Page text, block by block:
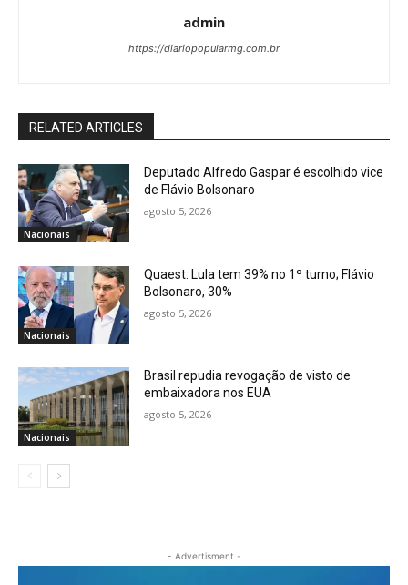
admin
https://diariopopularmg.com.br
RELATED ARTICLES
Nacionais
Deputado Alfredo Gaspar é escolhido vice
de Flávio Bolsonaro
agosto 5, 2026
Nacionais
Quaest: Lula tem 39% no 1º turno; Flávio
Bolsonaro, 30%
agosto 5, 2026
Nacionais
Brasil repudia revogação de visto de
embaixadora nos EUA
agosto 5, 2026
- Advertisment -